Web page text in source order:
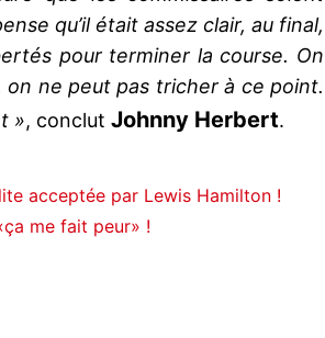
qu’il était assez clair, au final,
pour terminer la course. On
ne peut pas tricher à ce point.
», conclut Johnny Herbert.
acceptée par Lewis Hamilton !
me fait peur» !